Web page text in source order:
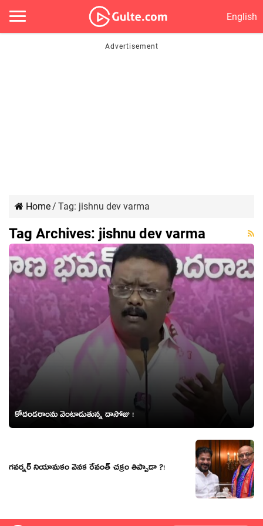
English
Home/ Tag: jishnu dev varma
Tag Archives: jishnu dev varma
కోదండరాంను వెంటాడుతున్న దాసోజు !
గవర్నర్ నియామకం వెనక రేవంత్ చక్రం తిప్పాడా ?!